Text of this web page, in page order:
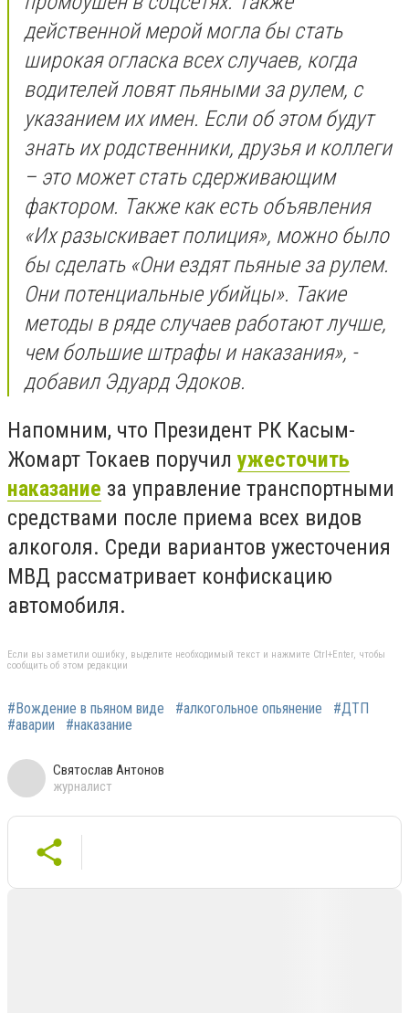
действенной мерой могла бы стать
широкая огласка всех случаев, когда
водителей ловят пьяными за рулем, с
указанием их имен. Если об этом будут
знать их родственники, друзья и коллеги
– это может стать сдерживающим
фактором. Также как есть объявления
«Их разыскивает полиция», можно было
бы сделать «Они ездят пьяные за рулем.
Они потенциальные убийцы». Такие
методы в ряде случаев работают лучше,
чем большие штрафы и наказания», -
добавил Эдуард Эдоков.
Напомним, что Президент РК Касым-
Жомарт Токаев поручил ужесточить
наказание за управление транспортными
средствами после приема всех видов
алкоголя. Среди вариантов ужесточения
МВД рассматривает конфискацию
автомобиля.
Если вы заметили ошибку, выделите необходимый текст и нажмите Ctrl+Enter, чтобы
сообщить об этом редакции
#Вождение в пьяном виде #алкогольное опьянение
#ДТП
#аварии
#наказание
Святослав Антонов
журналист